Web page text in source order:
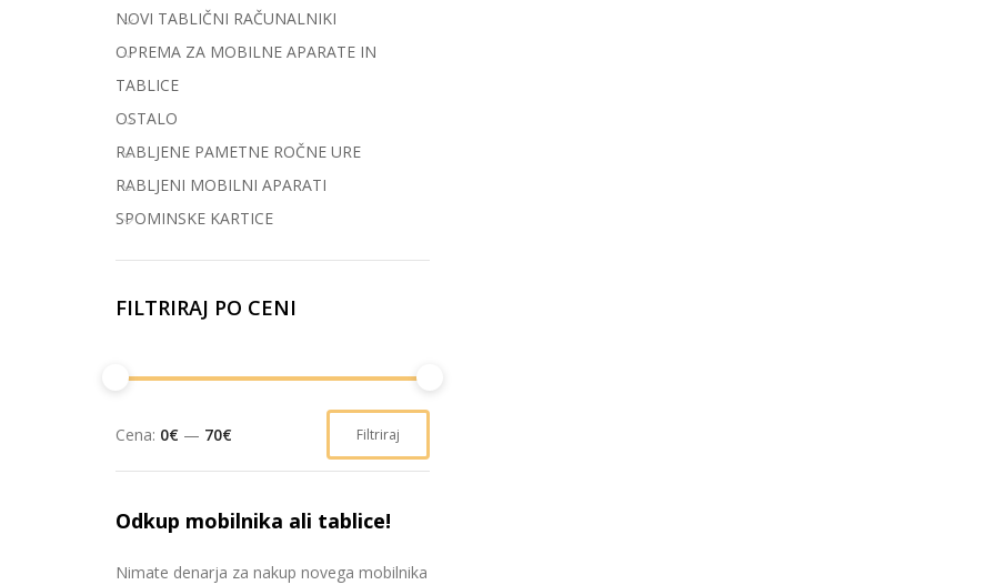
NOVI TABLIČNI RAČUNALNIKI
OPREMA ZA MOBILNE APARATE IN
TABLICE
OSTALO
RABLJENE PAMETNE ROČNE URE
RABLJENI MOBILNI APARATI
SPOMINSKE KARTICE
FILTRIRAJ PO CENI
Filtriraj
Cena: 0€ — 70€
Odkup mobilnika ali tablice!
Nimate denarja za nakup novega mobilnika